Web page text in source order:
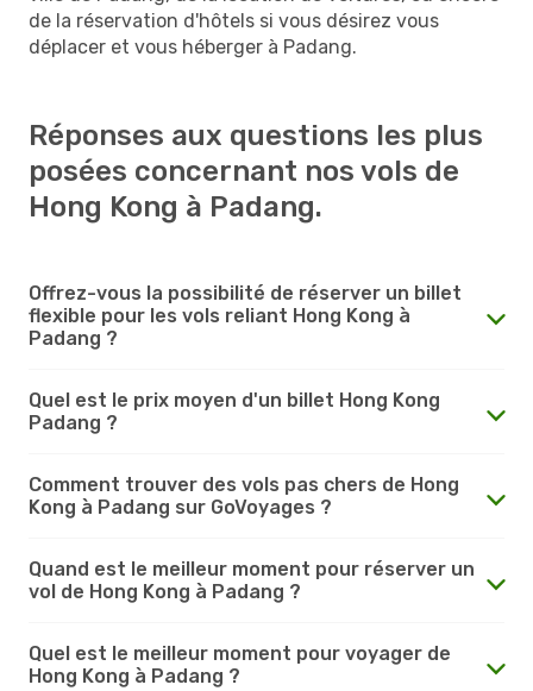
de la réservation d'hôtels si vous désirez vous
déplacer et vous héberger à Padang.
Réponses aux questions les plus
posées concernant nos vols de
Hong Kong à Padang.
Offrez-vous la possibilité de réserver un billet
flexible pour les vols reliant Hong Kong à
Padang ?
Quel est le prix moyen d'un billet Hong Kong
Padang ?
Comment trouver des vols pas chers de Hong
Kong à Padang sur GoVoyages ?
Quand est le meilleur moment pour réserver un
vol de Hong Kong à Padang ?
Quel est le meilleur moment pour voyager de
Hong Kong à Padang ?